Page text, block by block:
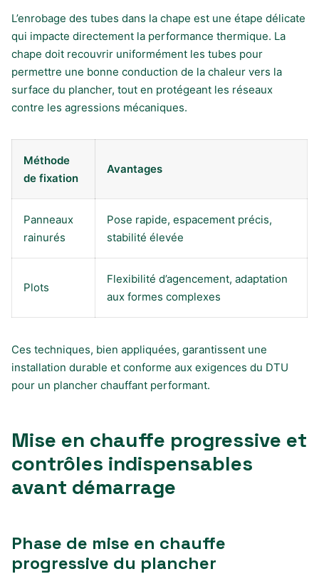
L’enrobage des tubes dans la chape est une étape délicate
qui impacte directement la performance thermique. La
chape doit recouvrir uniformément les tubes pour
permettre une bonne conduction de la chaleur vers la
surface du plancher, tout en protégeant les réseaux
contre les agressions mécaniques.
Méthode
de fixation
Avantages
Panneaux
rainurés
Pose rapide, espacement précis,
stabilité élevée
Plots
Flexibilité d’agencement, adaptation
aux formes complexes
Ces techniques, bien appliquées, garantissent une
installation durable et conforme aux exigences du DTU
pour un plancher chauffant performant.
Mise en chauffe progressive et
contrôles indispensables
avant démarrage
Phase de mise en chauffe
progressive du plancher